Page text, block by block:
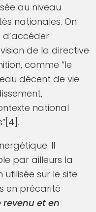
au niveau
nationales. On
de la directive
comme “le
décent de vie
national
Il
par ailleurs la
sur le site
en précarité
et en